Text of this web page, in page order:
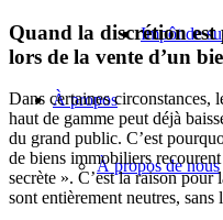
Impôt de
À propos
À propos de nous
Quand la discrétion
lors de la vente d’un
Dans certaines circonstances,
haut de gamme peut déjà
du grand public. C’est
de biens immobiliers
secrète ». C’est la raison
sont entièrement neutres, sans